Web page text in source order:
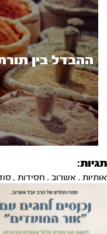
ההבדל בין
תגיות:
אותיות , אשרוב , חסידות ,